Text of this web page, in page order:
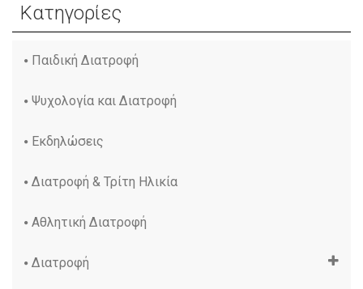
Κατηγορίες
Παιδική Διατροφή
Ψυχολογία και Διατροφή
Εκδηλώσεις
Διατροφή & Τρίτη Ηλικία
Αθλητική Διατροφή
Διατροφή